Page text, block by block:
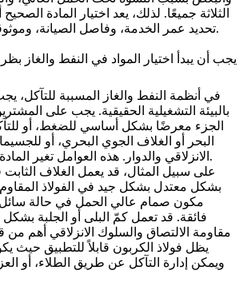
الثلاثة جميعًا. لذلك، يعد اختيار المادة
تحديد عمر الخدمة، وفاصل الصيانة، وموثوقية المعدات الإجمالية.
في أنظمة النفط والغاز المسببة للتآكل، يجب
بالبيئة التشغيلية الحقيقية. يجب على
الجزء معرضًا بشكل أساسي للضغط، أو
البحر أو الغلاف الجوي البحري، أو
الانزلاقي والدوار. هذه العوامل تغير المادة الصحيحة بشكل كبير.
على سبيل المثال، قد يعمل الغلاف الثابت
بشكل معتدل بشكل جيد في الفولاذ المقاوم
مكون صمام عالي الحمل في حالة
فائقة. قد تعمل كمّ البلى أو الجلبة
مقاومة الالتصاق والسلوك الانزلاقي أهم
يظل فولاذ الكربون قابلاً للتطبيق حيث
ويمكن إدارة التآكل عن طريق الطلاء، أو